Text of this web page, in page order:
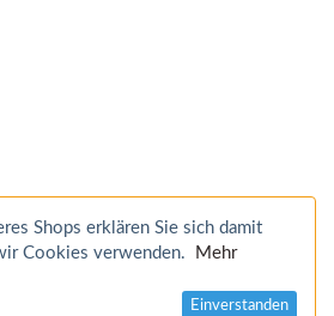
Shops erklären Sie sich damit
Cookies verwenden.
Mehr
Einverstanden